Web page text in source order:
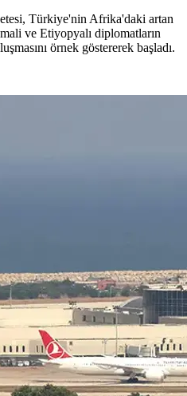
Türkiye'nin Afrika'daki artan
ve Etiyopyalı diplomatların
örnek göstererek başladı.